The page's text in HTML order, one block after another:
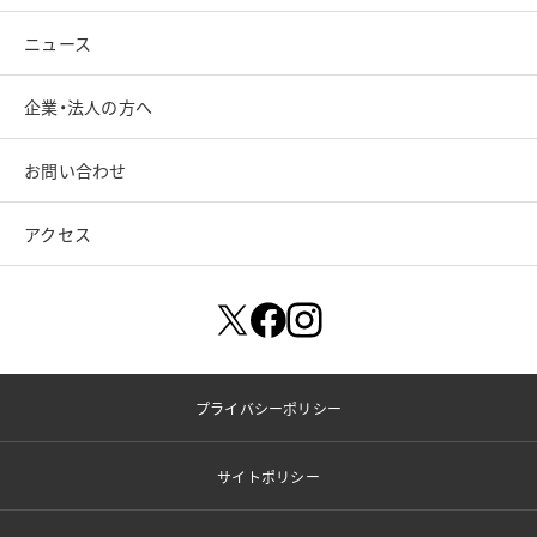
ニュース
企業・法人の方へ
お問い合わせ
アクセス
プライバシーポリシー
サイトポリシー